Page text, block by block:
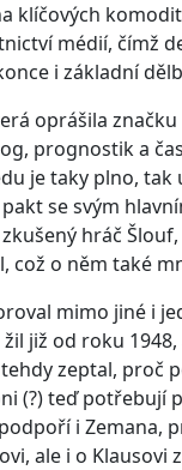
klíčových
médií, čímž
i základní
oprášila značku
prognostik a
je taky plno, tak
se svým
hráč
což o něm také
mimo jiné i
již od roku
zeptal, proč
(?) teď potřebují
i Zemana,
ale i o Klausovi